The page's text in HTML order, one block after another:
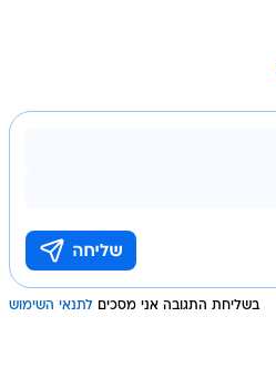
בשליחת התגובה אני מסכים לתנאי השימוש